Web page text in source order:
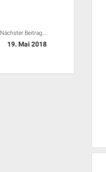
Nächster Beitrag...
19. Mai 2018